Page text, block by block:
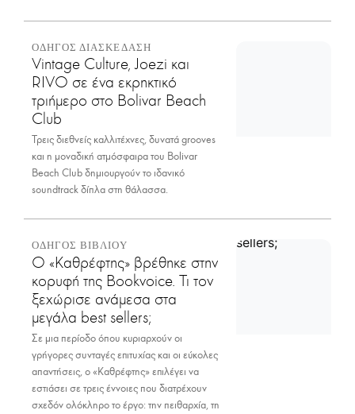
ΟΔΗΓΟΣ ΔΙΑΣΚΕΔΑΣΗ
Vintage Culture, Joezi και
RIVO σε ένα εκρηκτικό
τριήμερο στο Bolivar Beach
Club
Τρεις διεθνείς καλλιτέχνες, δυνατά grooves
και η μοναδική ατμόσφαιρα του Bolivar
Beach Club δημιουργούν το ιδανικό
soundtrack δίπλα στη θάλασσα.
ΟΔΗΓΟΣ ΒΙΒΛΙΟΥ
Ο «Καθρέφτης» βρέθηκε στην
κορυφή της Bookvoice. Τι τον
ξεχώρισε ανάμεσα στα
μεγάλα best sellers;
Σε μια περίοδο όπου κυριαρχούν οι
γρήγορες συνταγές επιτυχίας και οι εύκολες
απαντήσεις, ο «Καθρέφτης» επιλέγει να
εστιάσει σε τρεις έννοιες που διατρέχουν
σχεδόν ολόκληρο το έργο: την πειθαρχία, τη